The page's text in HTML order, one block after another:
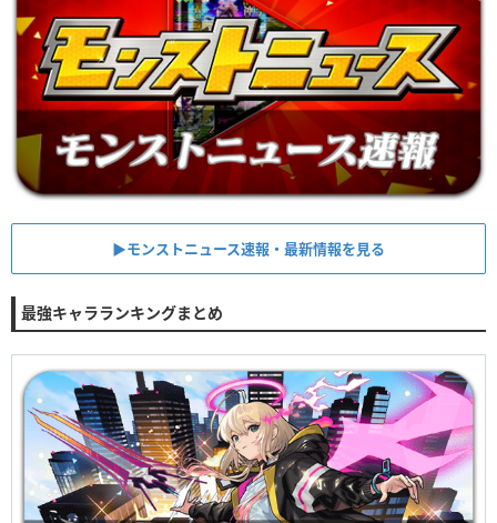
▶︎モンストニュース速報・最新情報を見る
最強キャラランキングまとめ